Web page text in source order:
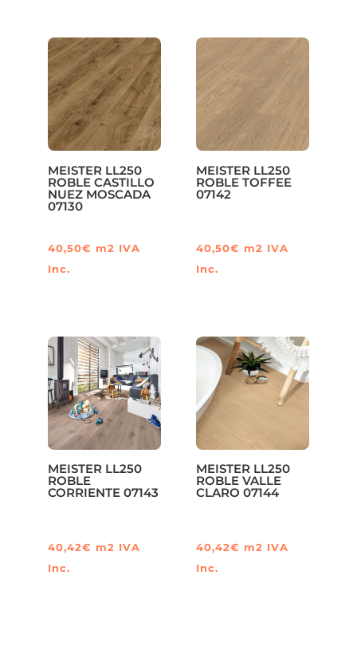
MEISTER LL250
ROBLE CASTILLO
NUEZ MOSCADA
07130
40,50€ m2 IVA
Inc.
MEISTER LL250
ROBLE TOFFEE
07142
40,50€ m2 IVA
Inc.
MEISTER LL250
ROBLE
CORRIENTE 07143
40,42€ m2 IVA
Inc.
MEISTER LL250
ROBLE VALLE
CLARO 07144
40,42€ m2 IVA
Inc.